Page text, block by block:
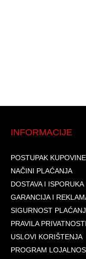
INFORMACIJE
POSTUPAK KUPOVINE
NAČINI PLAĆANJA
DOSTAVA I ISPORUKA
GARANCIJA I
SIGURNOST
PRAVILA PRIVATNOSTI
USLOVI KORIŠTENJA
PROGRAM